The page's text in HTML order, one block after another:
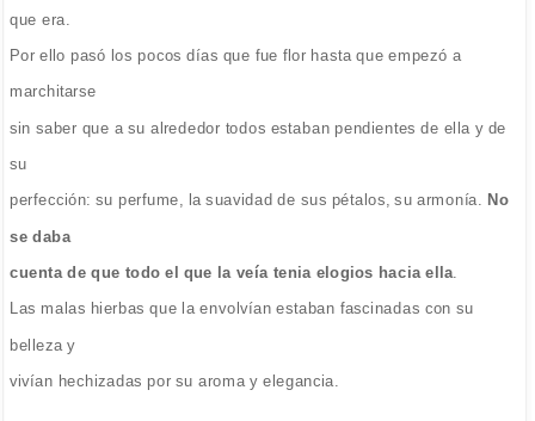
que era.
Por ello pasó los pocos días que fue flor hasta que empezó a
marchitarse
sin saber que a su alrededor todos estaban pendientes de ella y de
su
perfección: su perfume, la suavidad de sus pétalos, su armonía. No
se daba
cuenta de que todo el que la veía tenia elogios hacia ella
Las malas hierbas que la envolvían estaban fascinadas con su
belleza y
vivían hechizadas por su aroma y elegancia.